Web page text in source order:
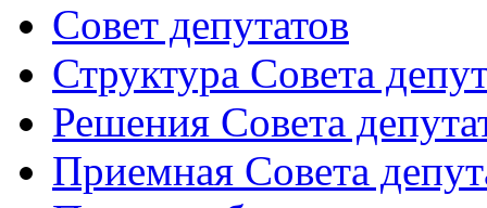
Совет депутатов
Структура Совета
Решения Совета
Приемная Совета